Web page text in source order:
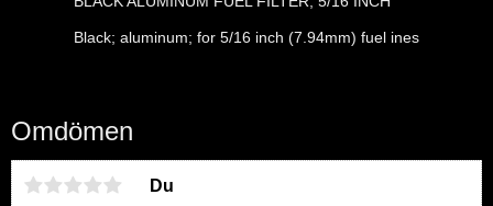
Black; aluminum; for 5/16 inch (7.94mm) fuel ines
Omdömen
Du